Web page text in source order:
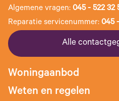
Algemene vragen: 045 - 522 32
Reparatie servicenummer: 045
Alle
Woningaanbod
Weten en regelen